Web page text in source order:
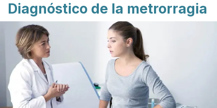
Diagnóstico de la metrorragia